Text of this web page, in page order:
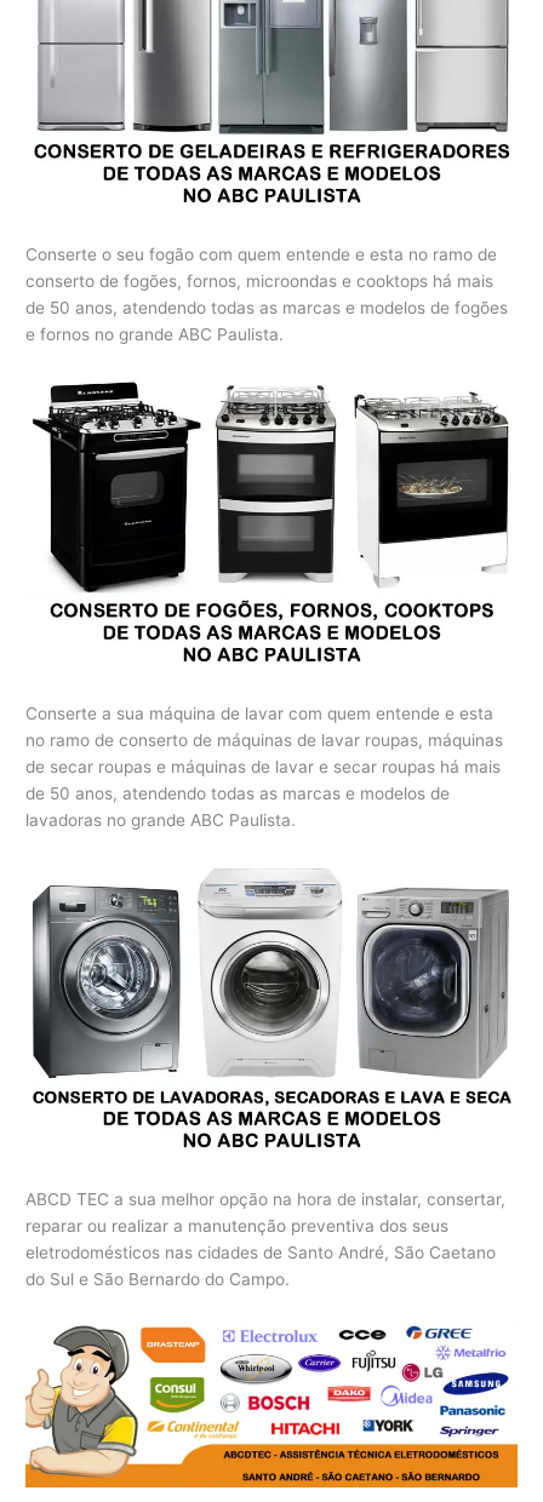
Conserte o seu fogão com quem entende e esta no ramo de
conserto de fogões, fornos, microondas e cooktops há mais
de 50 anos, atendendo todas as marcas e modelos de fogões
e fornos no grande ABC Paulista.
Conserte a sua máquina de lavar com quem entende e esta
no ramo de conserto de máquinas de lavar roupas, máquinas
de secar roupas e máquinas de lavar e secar roupas há mais
de 50 anos, atendendo todas as marcas e modelos de
lavadoras no grande ABC Paulista.
ABCD TEC a sua melhor opção na hora de instalar, consertar,
reparar ou realizar a manutenção preventiva dos seus
eletrodomésticos nas cidades de Santo André, São Caetano
do Sul e São Bernardo do Campo.